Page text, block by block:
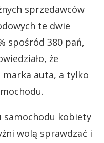
sprzedawców
te dwie
spośród 380 pań,
że
marka auta, a tylko
samochodu kobiety
wolą sprawdzać i